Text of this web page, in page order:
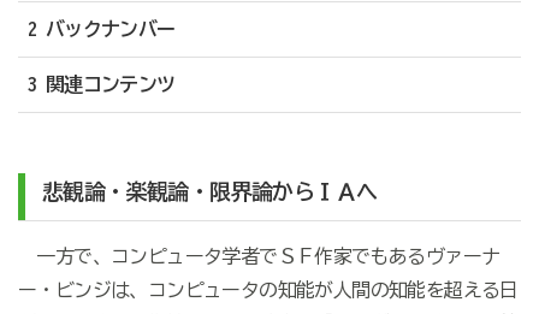
2 バックナンバー
3 関連コンテンツ
悲観論・楽観論・限界論からＩＡへ
一方で、コンピュータ学者でＳＦ作家でもあるヴァーナ
ー・ビンジは、コンピュータの知能が人間の知能を超える日